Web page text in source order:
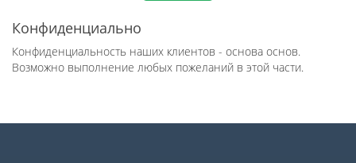
Конфиденциально
Конфиденциальность наших клиентов - основа основ.
Возможно выполнение любых пожеланий в этой части.